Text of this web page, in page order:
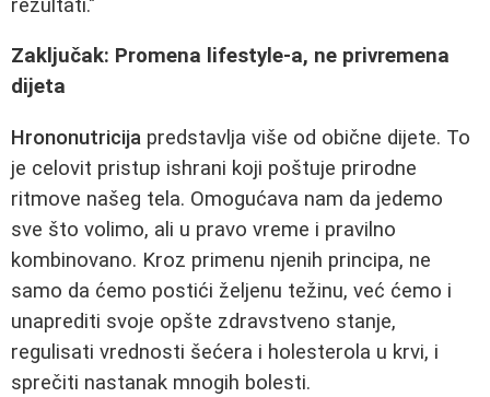
rezultati."
Zaključak: Promena lifestyle-a, ne privremena
dijeta
Hrononutricija predstavlja više od obične dijete. To
je celovit pristup ishrani koji poštuje prirodne
ritmove našeg tela. Omogućava nam da jedemo
sve što volimo, ali u pravo vreme i pravilno
kombinovano. Kroz primenu njenih principa, ne
samo da ćemo postići željenu težinu, već ćemo i
unaprediti svoje opšte zdravstveno stanje,
regulisati vrednosti šećera i holesterola u krvi, i
sprečiti nastanak mnogih bolesti.